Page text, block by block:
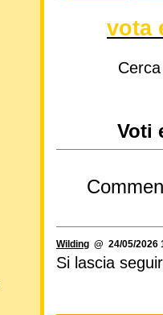
vota
Voti
Wilding @ 24/05/2026
Si lascia